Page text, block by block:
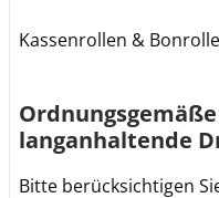
Kassenrollen &
langanhaltende
Bitte berücksichtigen